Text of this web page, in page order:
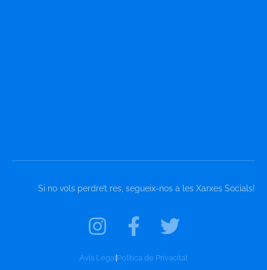
Si no vols perdre’t res, segueix-nos a les Xarxes Socials!
Avís LegalPolítica de Privacitat